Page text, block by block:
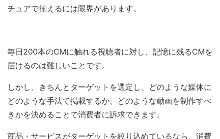
チュアで揃えるには限界があります。
毎日200本のCMに触れる視聴者に対し、記憶に残るCMを
届けるのは難しいことです。
しかし、きちんとターゲットを選定し、どのような媒体に
どのような手法で掲載するか、どのような動画を制作すべ
きかを決めることで消費者に訴求できます。
商品・サービスがターゲットを絞り込めているなら、消費